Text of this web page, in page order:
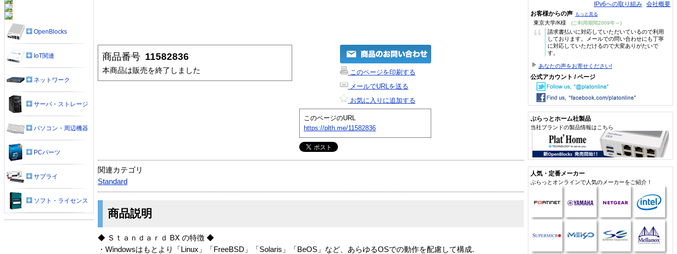
商品番号 11582836
本商品は販売を終了しました
このページを印刷する
メールでURLを送る
お気に入りに追加する
このページのURL
https://plth.me/11582836
関連カテゴリ
Standard
商品説明
◆ Ｓｔａｎｄａｒｄ BX の特徴 ◆
・Windowsはもとより「Linux」「FreeBSD」「Solaris」「BeOS」など、あらゆるOSでの動作を配慮して構成.
OpenBlocks
IoT関連
ネットワーク
サーバ・ストレージ
パソコン・周辺機器
PCパーツ
サプライ
ソフト・ライセンス
IPv6への取り組み 会社概要
お客様からの声 もっと見る
東京大学/K様 (ご利用期間2009年～)
“
請求書払いに対応していただいているので利用
しております。メールでの問い合わせにも丁寧
に対応していただけるので大変ありがたいで
す。
あなたの声をお寄せください!
公式アカウント / ページ
ぷらっとホーム社製品
当社ブランドの製品情報はこちら
人気・定番メーカー
ぷらっとオンラインで人気のメーカーをご紹介！